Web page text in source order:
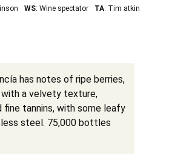
WS: Wine spectator TA: Tim atkin
has notes of ripe berries,
with a velvety texture,
fine tannins, with some leafy
steel. 75,000 bottles